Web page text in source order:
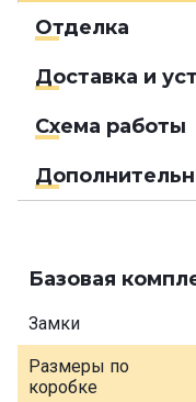
Отделка
Доставка и
Схема работы
Базовая
Замки
Размеры по
коробке